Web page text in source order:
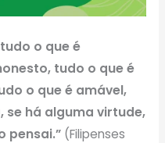
o que é
tudo o que é
o que é amável,
se há alguma virtude,
pensai.”(Filipenses